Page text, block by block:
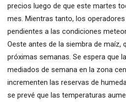
precios luego de que este martes
mes. Mientras tanto, los
pendientes a las condiciones
Oeste antes de la siembra de maíz,
próximas semanas. Se espera que
mediados de semana en la zona
incrementen las reservas de
se prevé que las temperaturas